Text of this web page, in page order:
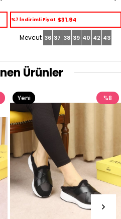
%7 İndirimli Fiyat $31,94
36 37 38 39 40 42 43
Ürünler
%8
Yeni
Ürün